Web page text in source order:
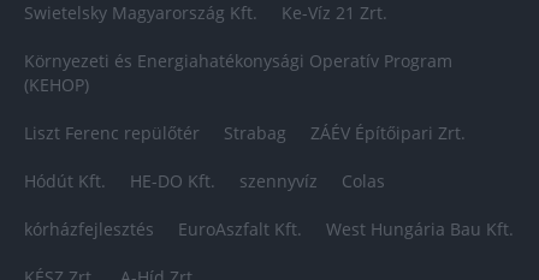
Swietelsky Magyarország Kft. Ke-Víz 21 Zrt.
Környezeti és Energiahatékonysági Operatív Program
(KEHOP)
Liszt Ferenc repülőtér Strabag ZÁÉV Építőipari Zrt.
Hódút Kft. HE-DO Kft. szennyvíz Colas
kórházfejlesztés EuroAszfalt Kft. West Hungária Bau Kft.